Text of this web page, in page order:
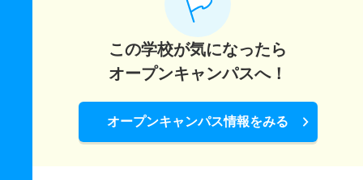
この学校が気になったら
オープンキャンパスへ！
オープンキャンパス情報をみる